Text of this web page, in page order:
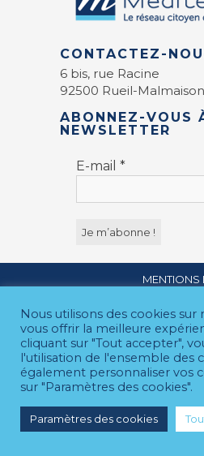
CONTACTEZ-
6 bis, rue Racine
92500 Rueil-Malmaison
ABONNEZ-VOUS
NEWSLETTER
E-mail *
MENTIONS
Nous utilisons des cookies
vous offrir la meilleure
cliquant sur "Tout accepter",
l'utilisation de l'ensemble des
également personnaliser vos
sur "Paramètres des cookies".
Paramètres des cookies